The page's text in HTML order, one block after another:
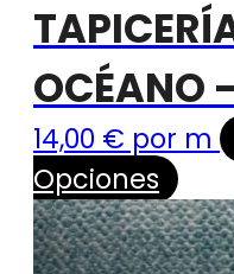
OCÉANO
14,00 € por m
Opciones